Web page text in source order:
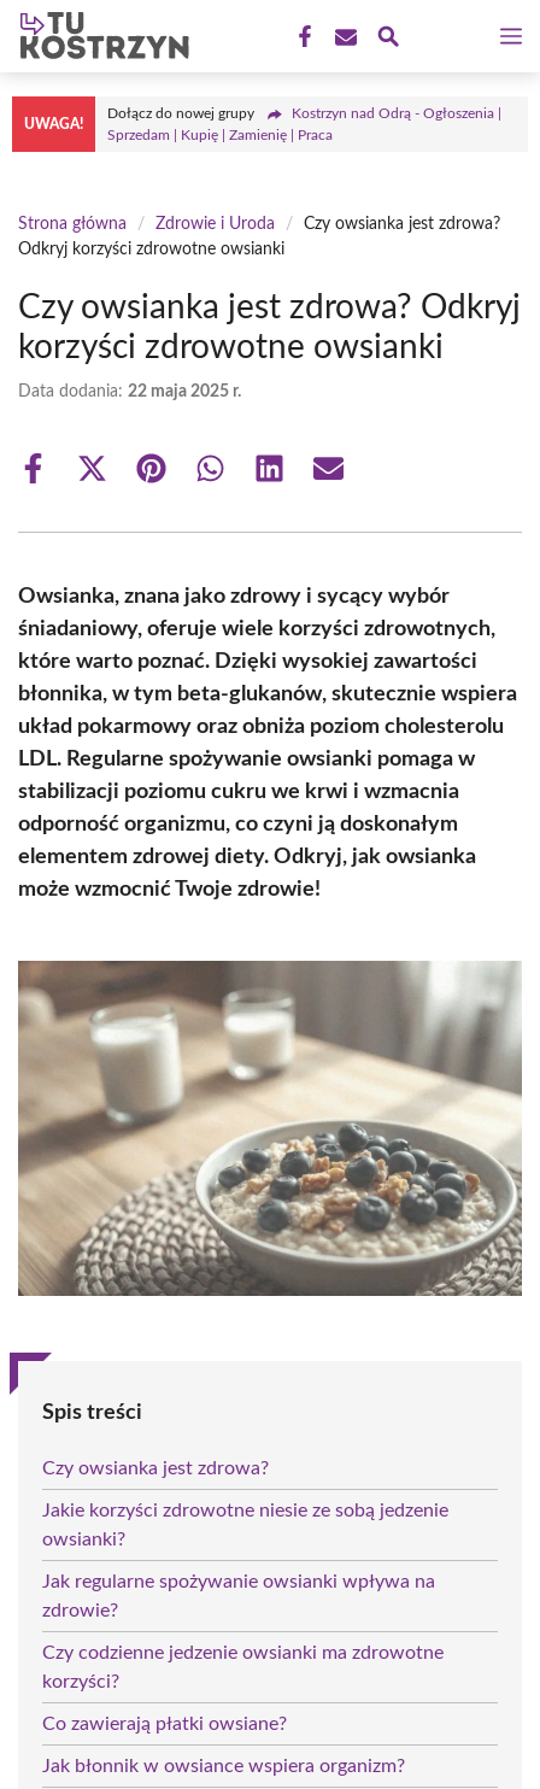
Przejdź
treści
UWAGA!
Dołącz do nowej grupy
Kostrzyn nad Odrą - Ogłoszenia |
Sprzedam | Kupię | Zamienię | Praca
Strona główna / Zdrowie i Uroda /
Czy owsianka jest zdrowa?
Odkryj korzyści zdrowotne owsianki
Czy owsianka jest zdrowa? Odkryj
korzyści zdrowotne owsianki
Data dodania: 22 maja 2025 r.
Share
Share
(Twitter)
Share Share Share Share
Owsianka, znana jako zdrowy i sycący wybór
śniadaniowy, oferuje wiele korzyści zdrowotnych,
które warto poznać. Dzięki wysokiej zawartości
błonnika, w tym beta-glukanów, skutecznie wspiera
układ pokarmowy oraz obniża poziom cholesterolu
LDL. Regularne spożywanie owsianki pomaga w
stabilizacji poziomu cukru we krwi i wzmacnia
odporność organizmu, co czyni ją doskonałym
elementem zdrowej diety. Odkryj, jak owsianka
może wzmocnić Twoje zdrowie!
Spis treści
Czy owsianka jest zdrowa?
Jakie korzyści zdrowotne niesie ze sobą jedzenie
owsianki?
Jak regularne spożywanie owsianki wpływa na
zdrowie?
Czy codzienne jedzenie owsianki ma zdrowotne
korzyści?
Co zawierają płatki owsiane?
Jak błonnik w owsiance wspiera organizm?